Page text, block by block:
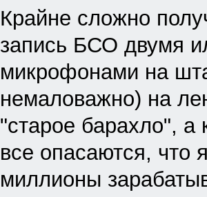
Крайне сложно
запись БСО двумя
микрофонами на
немаловажно) на
"старое барахло", а
все опасаются, что
миллионы